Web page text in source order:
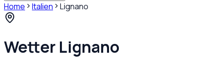
Home Italien Lignano
Wetter Lignano